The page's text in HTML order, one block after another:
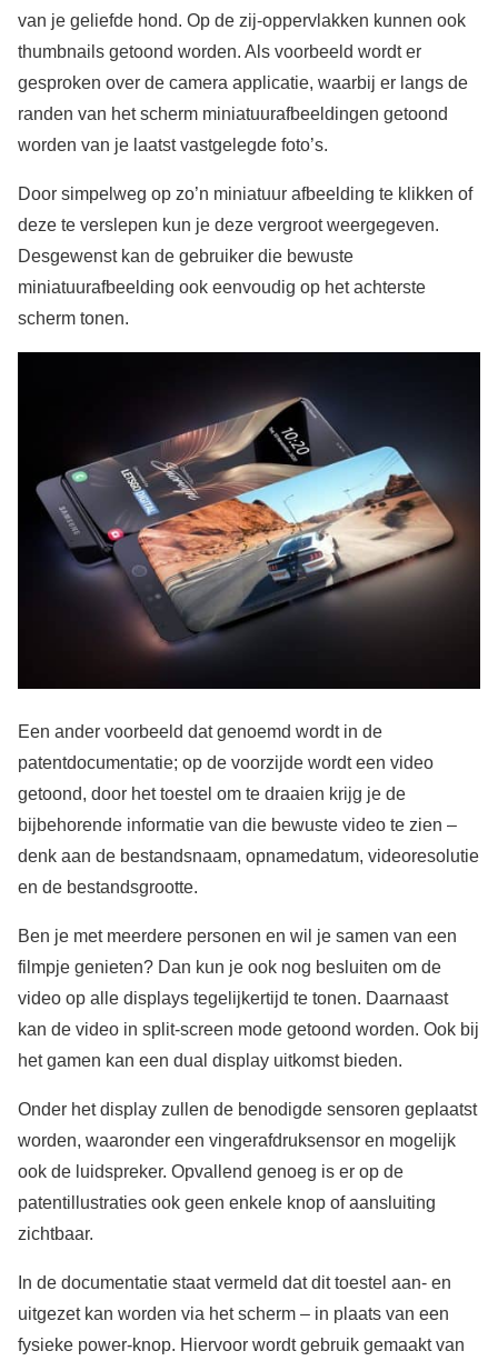
van je geliefde hond. Op de zij-oppervlakken kunnen ook
thumbnails getoond worden. Als voorbeeld wordt er
gesproken over de camera applicatie, waarbij er langs de
randen van het scherm miniatuurafbeeldingen getoond
worden van je laatst vastgelegde foto’s.
Door simpelweg op zo’n miniatuur afbeelding te klikken of
deze te verslepen kun je deze vergroot weergegeven.
Desgewenst kan de gebruiker die bewuste
miniatuurafbeelding ook eenvoudig op het achterste
scherm tonen.
Een ander voorbeeld dat genoemd wordt in de
patentdocumentatie; op de voorzijde wordt een video
getoond, door het toestel om te draaien krijg je de
bijbehorende informatie van die bewuste video te zien –
denk aan de bestandsnaam, opnamedatum, videoresolutie
en de bestandsgrootte.
Ben je met meerdere personen en wil je samen van een
filmpje genieten? Dan kun je ook nog besluiten om de
video op alle displays tegelijkertijd te tonen. Daarnaast
kan de video in split-screen mode getoond worden. Ook bij
het gamen kan een dual display uitkomst bieden.
Onder het display zullen de benodigde sensoren geplaatst
worden, waaronder een vingerafdruksensor en mogelijk
ook de luidspreker. Opvallend genoeg is er op de
patentillustraties ook geen enkele knop of aansluiting
zichtbaar.
In de documentatie staat vermeld dat dit toestel aan- en
uitgezet kan worden via het scherm – in plaats van een
fysieke power-knop. Hiervoor wordt gebruik gemaakt van